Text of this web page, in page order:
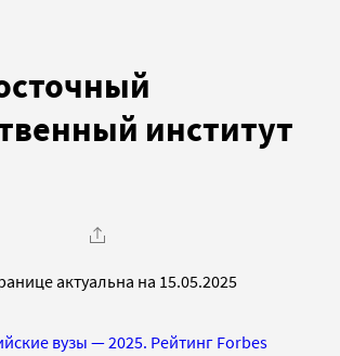
институт
актуальна на 15.05.2025
вузы — 2025. Рейтинг Forbes